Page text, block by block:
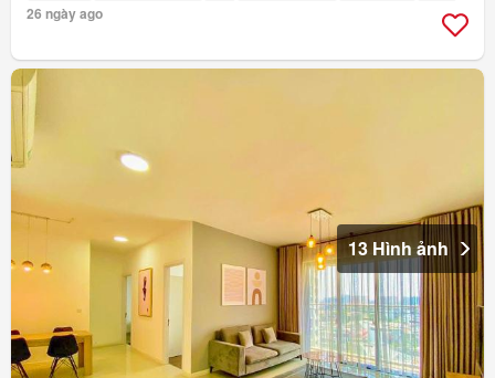
26 ngày ago
13 Hình ảnh